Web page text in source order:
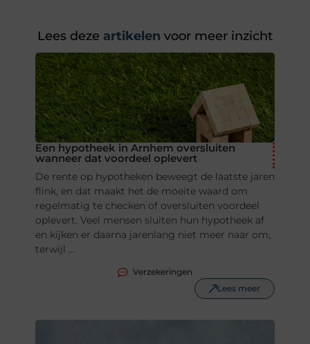
Lees deze artikelen voor meer inzicht
Een hypotheek in Arnhem oversluiten
wanneer dat voordeel oplevert
De rente op hypotheken beweegt de laatste jaren
flink, en dat maakt het de moeite waard om
regelmatig te checken of oversluiten voordeel
oplevert. Veel mensen sluiten hun hypotheek af
en kijken er daarna jarenlang niet meer naar om,
terwijl ...
Verzekeringen
Lees meer